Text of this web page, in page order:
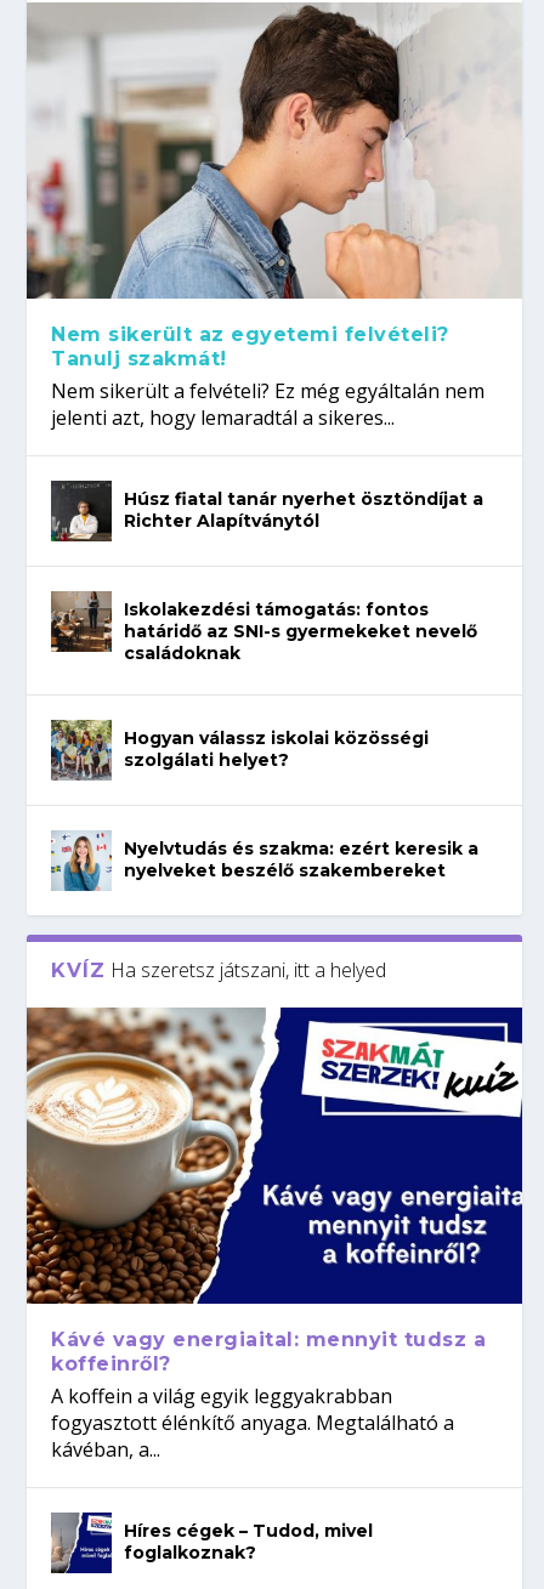
Nem sikerült az egyetemi felvételi?
Tanulj szakmát!
Nem sikerült a felvételi? Ez még egyáltalán nem
jelenti azt, hogy lemaradtál a sikeres...
Húsz fiatal tanár nyerhet ösztöndíjat a
Richter Alapítványtól
Iskolakezdési támogatás: fontos
határidő az SNI-s gyermekeket nevelő
családoknak
Hogyan válassz iskolai közösségi
szolgálati helyet?
Nyelvtudás és szakma: ezért keresik a
nyelveket beszélő szakembereket
KVÍZ Ha szeretsz játszani, itt a helyed
Kávé vagy energiaital: mennyit tudsz a
koffeinről?
A koffein a világ egyik leggyakrabban
fogyasztott élénkítő anyaga. Megtalálható a
kávéban, a...
Híres cégek – Tudod, mivel
foglalkoznak?